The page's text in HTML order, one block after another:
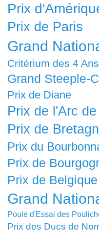
Prix
Prix de Paris
Grand
Critérium des 4 Ans
Grand
Prix de Diane
Prix de l'Arc
Prix de
Prix du
Prix de
Prix de Belgique
Grand
Poule d'Essai des
Prix des Ducs de